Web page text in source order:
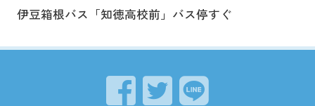
伊豆箱根バス「知徳高校前」バス停すぐ